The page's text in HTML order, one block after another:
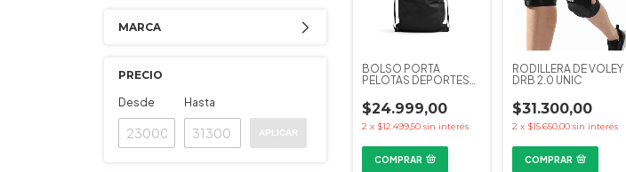
MARCA
PRECIO
Desde Hasta
APLICAR
BOLSO PORTA
PELOTAS DEPORTES
$24.999,00
2 x $12.499,50 sin interés
COMPRAR
RODILLERA DE VOLEY
DRB 2.0 UNIC
$31.300,00
2 x $15.650,00 sin interés
COMPRAR